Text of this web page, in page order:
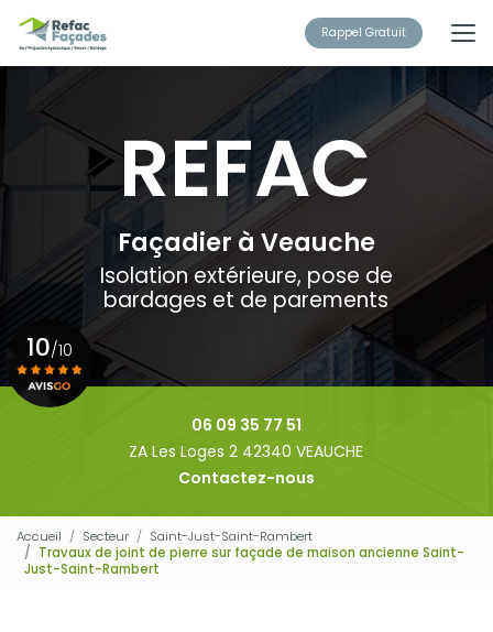
au
contenu
principal
Rappel Gratuit
Façadier à Veauche
Isolation extérieure, pose de
bardages et de parements
06 09 35 77 51
ZA Les Loges 2 42340 VEAUCHE
Contactez-nous
10/10
Accueil Secteur
Saint-Just-Saint-Rambert
Travaux de joint de pierre sur façade de maison ancienne Saint-
Just-Saint-Rambert